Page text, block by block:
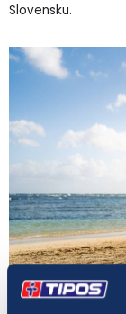
Slovensku.